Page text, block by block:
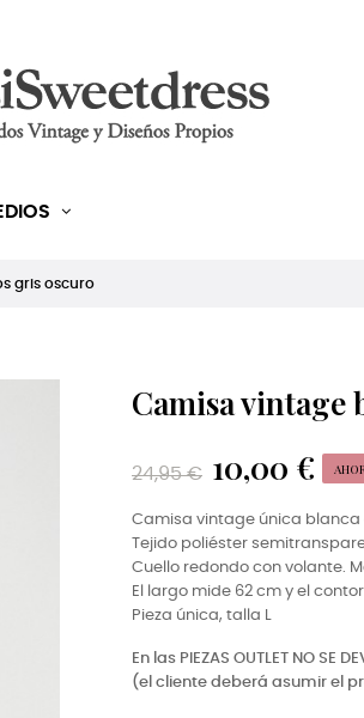
gris oscuro
Camisa vintage
24,95 € 10,00 €
Camisa vintage única
Tejido poliéster
Cuello redondo con volante.
El largo mide 62 cm y el
Pieza única, talla L
En las PIEZAS OUTLET NO SE
(el cliente deberá asumir el